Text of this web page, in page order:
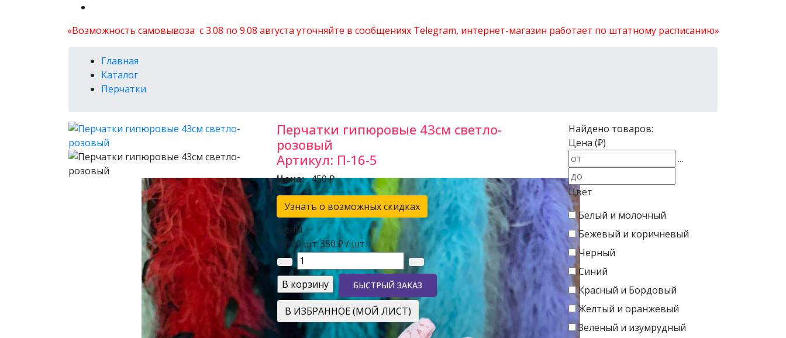
«Возможность самовывоза с 3.08 по 9.08 августа уточняйте в сообщениях Telegram, интернет-магазин работает по штатному расписанию»
Главная
Каталог
Перчатки
Перчатки гипюровые 43см светло-
розовый
Артикул: П-16-5
Цена: 450 ₽
Узнать о возможных скидках
Цены
от 20 шт.350 ₽/ шт.
БЫСТРЫЙ ЗАКАЗ
В ИЗБРАННОЕ (МОЙ ЛИСТ)
Найдено товаров:
Цена (₽)
...
Цвет
Белый и молочный
Бежевый и коричневый
Черный
Синий
Красный и Бордовый
Желтый и оранжевый
Зеленый и изумрудный